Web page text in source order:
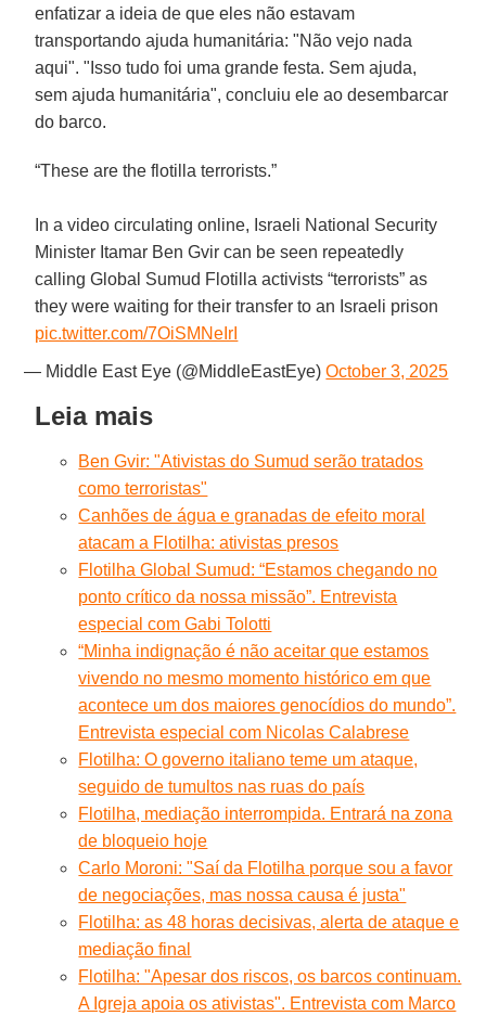
enfatizar a ideia de que eles não estavam
transportando ajuda humanitária: "Não vejo nada
aqui". "Isso tudo foi uma grande festa. Sem ajuda,
sem ajuda humanitária", concluiu ele ao desembarcar
do barco.
“These are the flotilla terrorists.”
In a video circulating online, Israeli National Security
Minister Itamar Ben Gvir can be seen repeatedly
calling Global Sumud Flotilla activists “terrorists” as
they were waiting for their transfer to an Israeli prison
pic.twitter.com/7OiSMNeIrI
— Middle East Eye (@MiddleEastEye)October 3, 2025
Leia mais
Ben Gvir: "Ativistas do Sumud serão tratados
como terroristas"
Canhões de água e granadas de efeito moral
atacam a Flotilha: ativistas presos
Flotilha Global Sumud: “Estamos chegando no
ponto crítico da nossa missão”. Entrevista
especial com Gabi Tolotti
“Minha indignação é não aceitar que estamos
vivendo no mesmo momento histórico em que
acontece um dos maiores genocídios do mundo”.
Entrevista especial com Nicolas Calabrese
Flotilha: O governo italiano teme um ataque,
seguido de tumultos nas ruas do país
Flotilha, mediação interrompida. Entrará na zona
de bloqueio hoje
Carlo Moroni: "Saí da Flotilha porque sou a favor
de negociações, mas nossa causa é justa"
Flotilha: as 48 horas decisivas, alerta de ataque e
mediação final
Flotilha: "Apesar dos riscos, os barcos continuam.
A Igreja apoia os ativistas". Entrevista com Marco